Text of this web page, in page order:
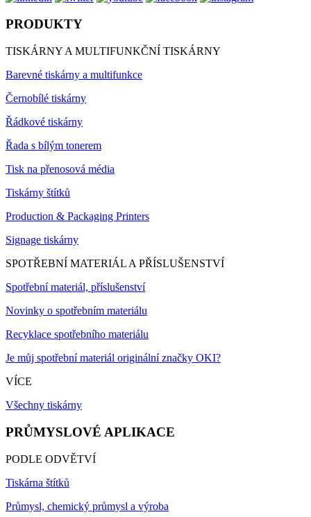
PRODUKTY
TISKÁRNY A MULTIFUNKČNÍ TISKÁRNY
Barevné tiskárny a multifunkce
Černobílé tiskárny
Řádkové tiskárny
Řada s bílým tonerem
Tisk na přenosová média
Tiskárny štítků
Production & Packaging Printers
Signage tiskárny
SPOTŘEBNÍ MATERIÁL A PŘÍSLUŠENSTVÍ
Spotřební materiál, příslušenství
Novinky o spotřebním materiálu
Recyklace spotřebního materiálu
Je můj spotřební materiál originální značky OKI?
VÍCE
Všechny tiskárny
PRŮMYSLOVÉ APLIKACE
PODLE ODVĚTVÍ
Tiskárna štítků
Průmysl, chemický průmysl a výroba